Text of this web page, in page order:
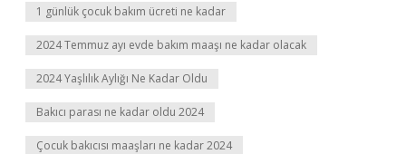
1 günlük çocuk bakım ücreti ne kadar
2024 Temmuz ayı evde bakım maaşı ne kadar olacak
2024 Yaşlılık Aylığı Ne Kadar Oldu
Bakıcı parası ne kadar oldu 2024
Çocuk bakıcısı maaşları ne kadar 2024